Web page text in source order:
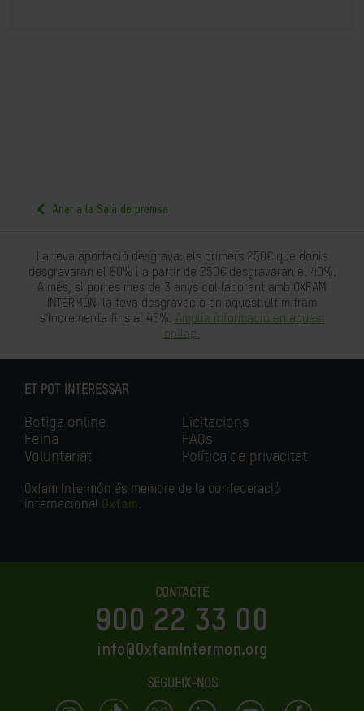
Anar a la Sala de premsa
La teva aportació desgrava: els primers 250€ que donis
desgravaran el 80% i a partir de 250€ desgravaran el 40%.
A més, si portes més de 3 anys col·laborant amb OXFAM
INTERMÓN, la teva desgravació en aquest últim tram
s'incrementa fins al 45%. Amplia informació en aquest
enllaç.
ET POT INTERESSAR
Botiga online
Feina
Voluntariat
Licitacions
FAQs
Política de privacitat
Oxfam Intermón és membre de la confederació
internacional Oxfam.
CONTACTE
900 22 33 00
info@OxfamIntermon.org
SEGUEIX-NOS